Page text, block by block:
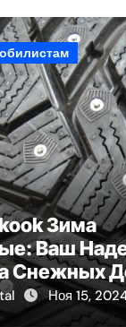
Зима
Ваш
Снежных
Ноя 15,